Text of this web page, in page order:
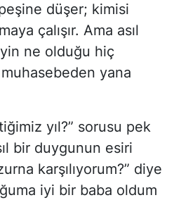
düşer; kimisi
çalışır. Ama asıl
ne olduğu hiç
yana
yıl?” sorusu pek
bir duygunun esiri
karşılıyorum?” diye
iyi bir baba oldum